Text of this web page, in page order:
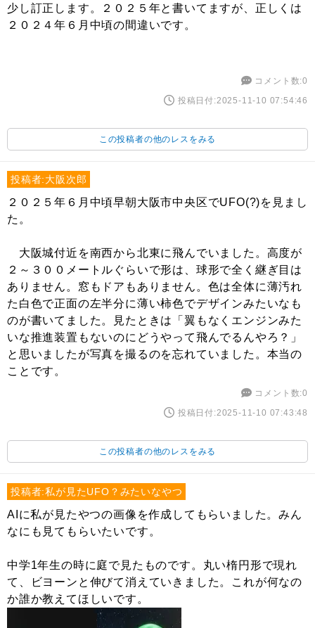
少し訂正します。２０２５年と書いてますが、正しくは
２０２４年６月中頃の間違いです。
コメント数:0
投稿日付:2025-11-10 07:54:46
この投稿者の他のレスをみる
投稿者:大阪次郎
２０２５年６月中頃早朝大阪市中央区でUFO(?)を見まし
た。
大阪城付近を南西から北東に飛んでいました。高度が
２～３００メートルぐらいで形は、球形で全く継ぎ目は
ありません。窓もドアもありません。色は全体に薄汚れ
た白色で正面の左半分に薄い柿色でデザインみたいなも
のが書いてました。見たときは「翼もなくエンジンみた
いな推進装置もないのにどうやって飛んでるんやろ？」
と思いましたが写真を撮るのを忘れていました。本当の
ことです。
コメント数:0
投稿日付:2025-11-10 07:43:48
この投稿者の他のレスをみる
投稿者:私が見たUFO？みたいなやつ
AIに私が見たやつの画像を作成してもらいました。みん
なにも見てもらいたいです。
中学1年生の時に庭で見たものです。丸い楕円形で現れ
て、ビヨーンと伸びて消えていきました。これが何なの
か誰か教えてほしいです。